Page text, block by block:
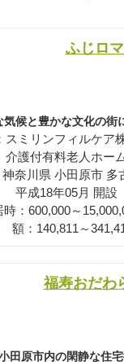
ふじロ
気候と豊かな文化の街
スミリンフィルケア
介護付有料老人ホー
神奈川県 小田原市 多
平成18年05月 開設
時：600,000～
額：140,811～
福寿おだわ
田原市内の閑静な住